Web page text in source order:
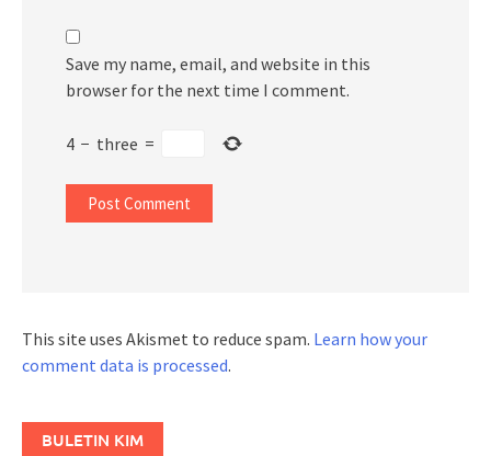
Save my name, email, and website in this
browser for the next time I comment.
4 − three =
This site uses Akismet to reduce spam. Learn how your
comment data is processed.
BULETIN KIM